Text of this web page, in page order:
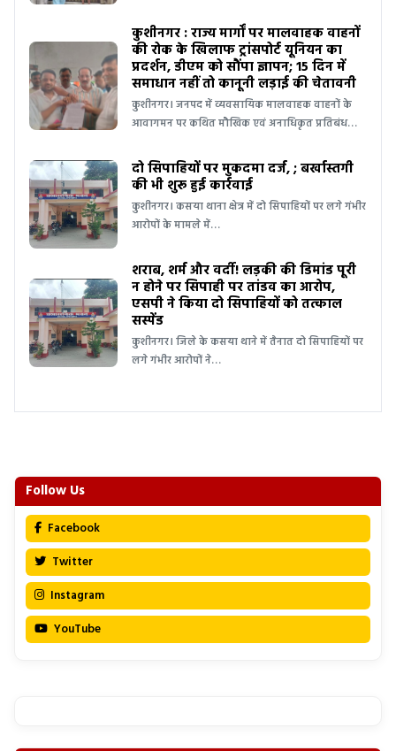
कुशीनगर : राज्य मार्गों पर मालवाहक वाहनों
की रोक के खिलाफ ट्रांसपोर्ट यूनियन का
प्रदर्शन, डीएम को सौंपा ज्ञापन; 15 दिन में
समाधान नहीं तो कानूनी लड़ाई की चेतावनी
कुशीनगर। जनपद में व्यवसायिक मालवाहक वाहनों के
आवागमन पर कथित मौखिक एवं अनाधिकृत प्रतिबंध…
दो सिपाहियों पर मुकदमा दर्ज, ; बर्खास्तगी
की भी शुरू हुई कार्रवाई
कुशीनगर। कसया थाना क्षेत्र में दो सिपाहियों पर लगे गंभीर
आरोपों के मामले में…
शराब, शर्म और वर्दी! लड़की की डिमांड पूरी
न होने पर सिपाही पर तांडव का आरोप,
एसपी ने किया दो सिपाहियों को तत्काल
सस्पेंड
कुशीनगर। जिले के कसया थाने में तैनात दो सिपाहियों पर
लगे गंभीर आरोपों ने…
Follow Us
Facebook
Twitter
Instagram
YouTube